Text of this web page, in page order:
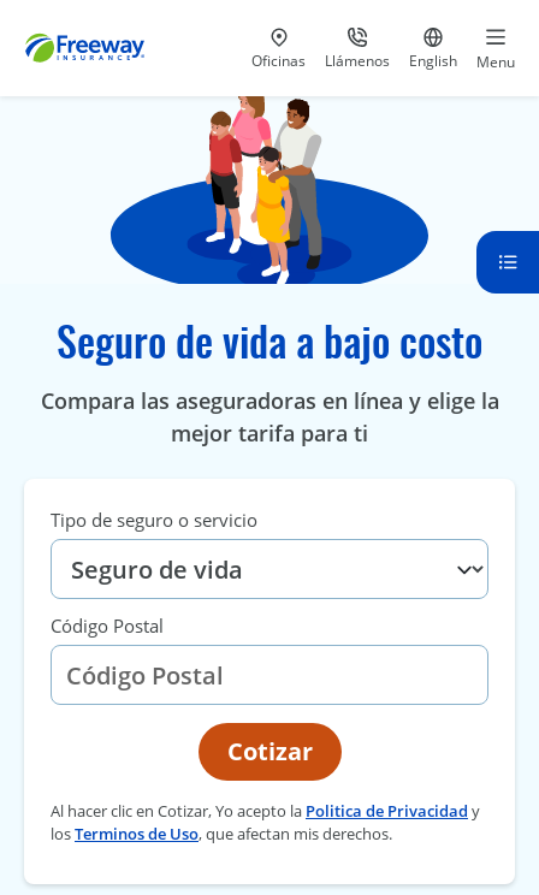
Visita nuestras
Oficinas Llámenos
al 800-441-5533
Ir al sitio
English Menu
Seguro de vida a bajo costo
Compara las aseguradoras en línea y elige la
mejor tarifa para ti
Tipo de seguro o servicio
Código Postal
Cotizar
Al hacer clic en Cotizar, Yo acepto la Politica de Privacidad y
losTerminos de Uso, que afectan mis derechos.